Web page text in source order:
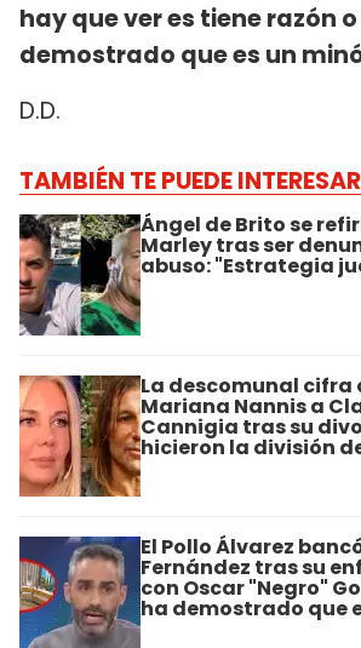
hay que ver es tiene razón
demostrado que es un
D.D.
TAMBIÉN TE PUEDE INTERESAR
Ángel de Brito se
Marley tras ser
abuso: "Estrategia
La descomunal cifra
Mariana Nannis a
Cannigia tras su
hicieron la división
El Pollo Álvarez
Fernández tras su
con Oscar "Negro"
ha demostrado que